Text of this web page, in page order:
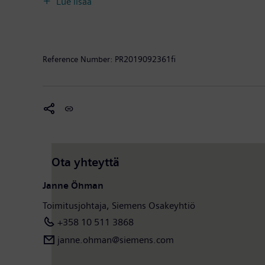
Reference Number: PR2019092361fi
Ota yhteyttä
Janne Öhman
Toimitusjohtaja, Siemens Osakeyhtiö
+358 10 511 3868
janne.ohman​​@siemens.com